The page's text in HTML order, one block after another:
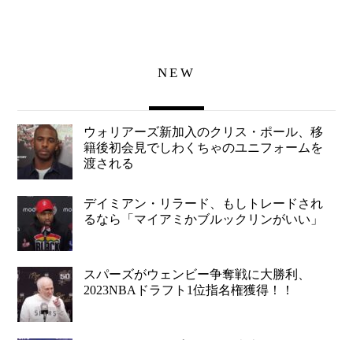
NEW
ウォリアーズ新加入のクリス・ポール、移
籍後初会見でしわくちゃのユニフォームを
渡される
デイミアン・リラード、もしトレードされ
るなら「マイアミかブルックリンがいい」
スパーズがウェンビー争奪戦に大勝利、
2023NBAドラフト1位指名権獲得！！